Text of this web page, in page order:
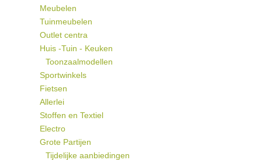
Meubelen
Tuinmeubelen
Outlet centra
Huis -Tuin - Keuken
Toonzaalmodellen
Sportwinkels
Fietsen
Allerlei
Stoffen en Textiel
Electro
Grote Partijen
Tijdelijke aanbiedingen